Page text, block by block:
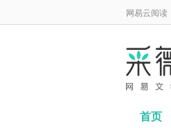
网易云阅读
首页